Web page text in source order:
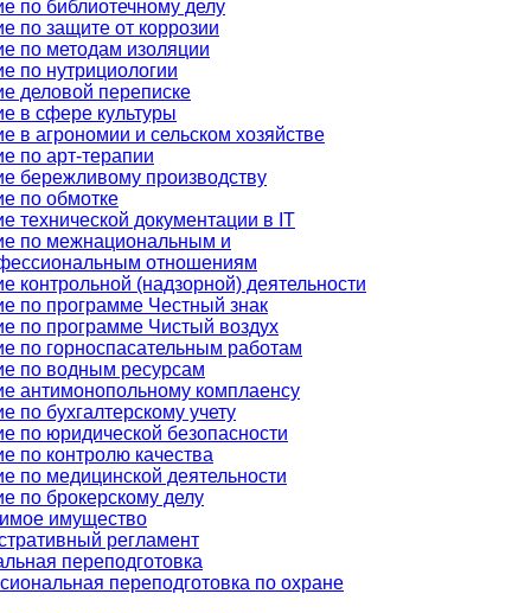
по библиотечному делу
по защите от коррозии
по методам изоляции
по нутрициологии
деловой переписке
в сфере культуры
в агрономии и сельском хозяйстве
по арт-терапии
бережливому производству
по обмотке
технической документации в IT
по межнациональным и
отношениям
контрольной (надзорной) деятельности
по программе Честный знак
по программе Чистый воздух
по горноспасательным работам
по водным ресурсам
антимонопольному комплаенсу
по бухгалтерскому учету
по юридической безопасности
по контролю качества
по медицинской деятельности
по брокерскому делу
имущество
регламент
переподготовка
переподготовка по охране